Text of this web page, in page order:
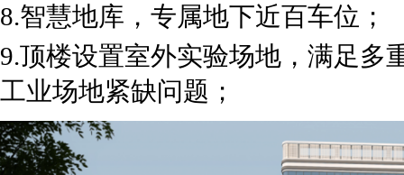
8.智慧地库，专属地下近百车位；
9.顶楼设置室外实验场地，满足多
工业场地紧缺问题；